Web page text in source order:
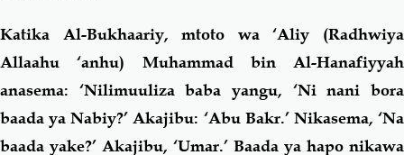
Katika Al-Bukhaariy, mtoto wa ‘Aliy (Radhwiya
Allaahu ‘anhu) Muhammad bin Al-Hanafiyyah
anasema: ‘Nilimuuliza baba yangu, ‘Ni nani bora
baada ya Nabiy?’ Akajibu: ‘Abu Bakr.’ Nikasema, ‘Na
baada yake?’ Akajibu, ‘Umar.’ Baada ya hapo nikawa